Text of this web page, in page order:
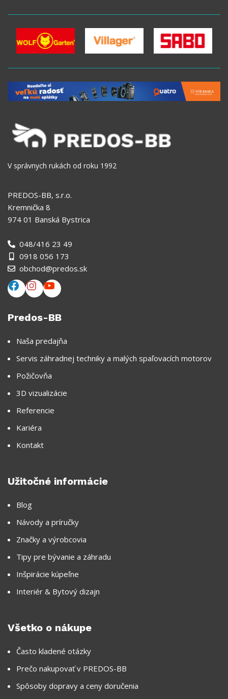
V správnych rukách od roku 1992
PREDOS-BB, s.r.o.
Kremnička 8
974 01 Banská Bystrica
048/416 23 49
0918 056 173
obchod@predos.sk
Predos-BB
Naša predajňa
Servis záhradnej techniky a malých spaľovacích motorov
Požičovňa
3D vizualizácie
Referencie
Kariéra
Kontakt
Užitočné informácie
Blog
Návody a príručky
Značky a výrobcovia
Tipy pre bývanie a záhradu
Inšpirácie kúpeľne
Interiér & Bytový dizajn
Všetko o nákupe
Často kladené otázky
Prečo nakupovať v PREDOS-BB
Spôsoby dopravy a ceny doručenia